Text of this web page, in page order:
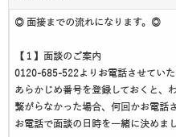
◎ 面接までの流れになります。◎
【１】面談のご案内
0120-685-522よりお電話させていた
あらかじめ番号を登録しておくと、
繋がらなかった場合、何回かお電話
お電話で面談の日時を一緒に決めまし